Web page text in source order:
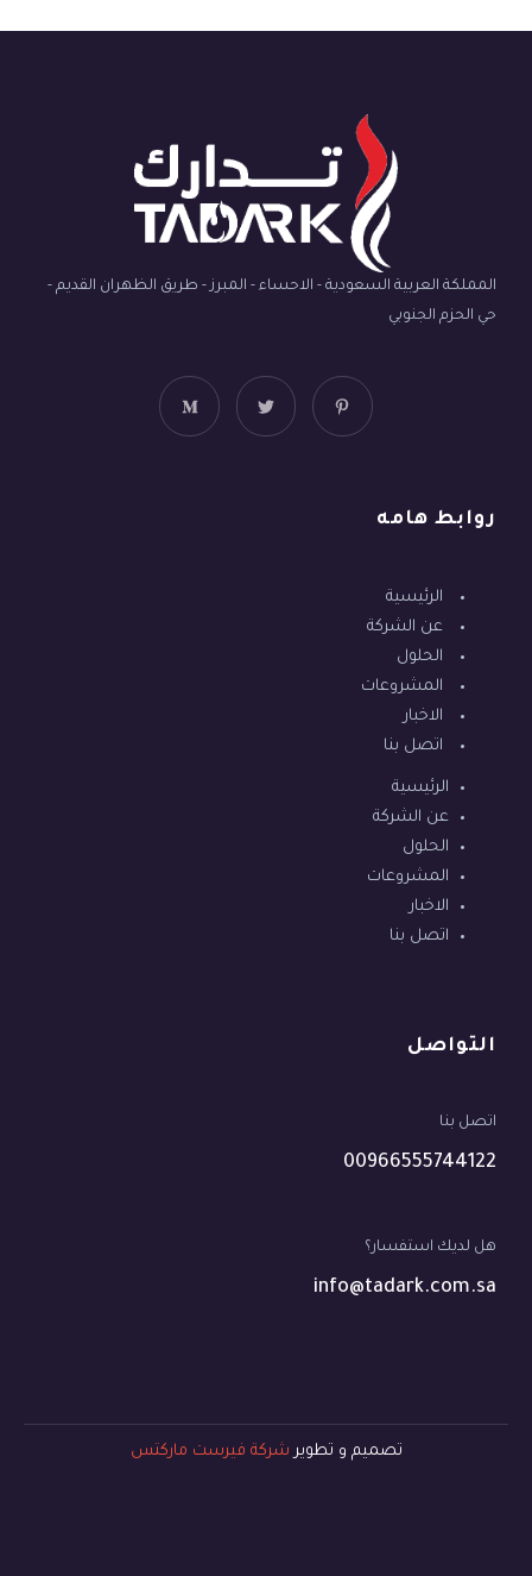
المملكة العربية السعودية - الاحساء - المبرز - طريق الظهران القديم -
حي الحزم الجنوبي
روابط هامه
الرئيسية
عن الشركة
الحلول
المشروعات
الاخبار
اتصل بنا
الرئيسية
عن الشركة
الحلول
المشروعات
الاخبار
اتصل بنا
التواصل
اتصل بنا
00966555744122
هل لديك استفسار؟
info@tadark.com.sa
تصميم و تطوير شركة فيرست ماركتس